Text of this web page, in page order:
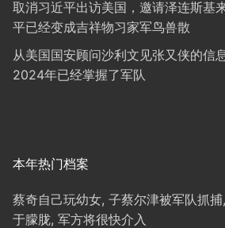
取消习近平出访美国，邀请泽连斯基
平已经变成吉祥物习家军鸟兽散
从美国国安顾问沙利文见张又侠的信
2024年已经掌握了军队
本年热门档案
蔡奇自己玩幼女, 子蔡尔津被军队抓
于朦胧, 军方将很快介入